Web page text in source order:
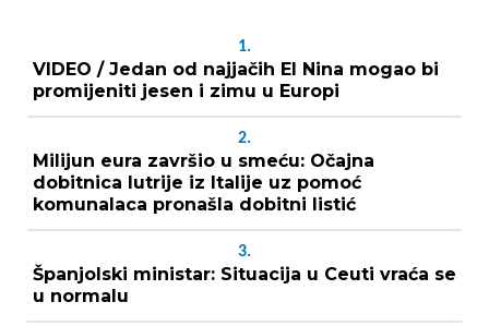
1.
VIDEO / Jedan od najjačih El Nina mogao bi
promijeniti jesen i zimu u Europi
2.
Milijun eura završio u smeću: Očajna
dobitnica lutrije iz Italije uz pomoć
komunalaca pronašla dobitni listić
3.
Španjolski ministar: Situacija u Ceuti vraća se
u normalu